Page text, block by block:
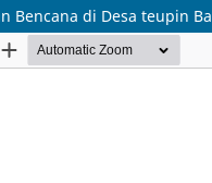
di Desa teupin